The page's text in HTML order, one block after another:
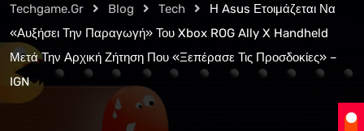
Techgame.gr Blog Tech
Η Asus Ετοιμάζεται Να
«Αυξήσει Την Παραγωγή» Του Xbox ROG Ally X Handheld
Μετά Την Αρχική Ζήτηση Που «Ξεπέρασε Τις Προσδοκίες» –
IGN